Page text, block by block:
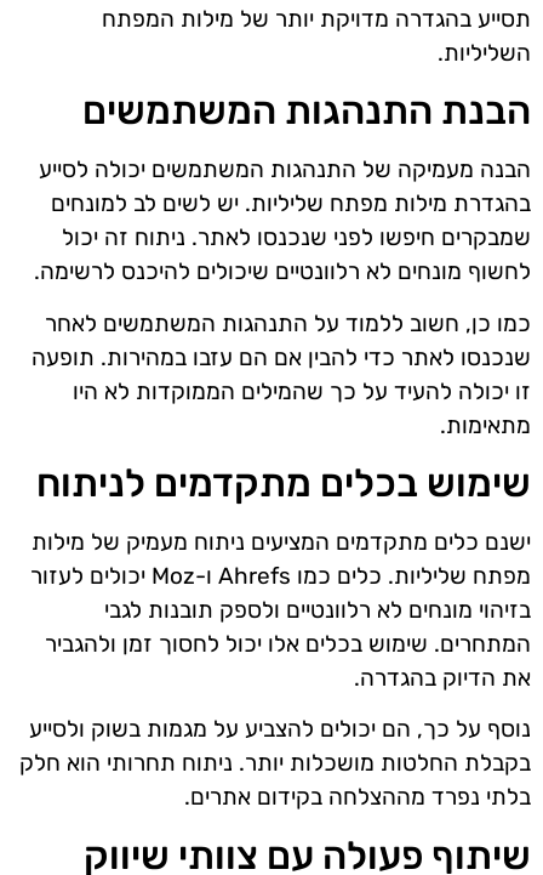
תסייע בהגדרה מדויקת יותר של מילות המפתח
השליליות.
הבנת התנהגות המשתמשים
הבנה מעמיקה של התנהגות המשתמשים יכולה לסייע
בהגדרת מילות מפתח שליליות. יש לשים לב למונחים
שמבקרים חיפשו לפני שנכנסו לאתר. ניתוח זה יכול
לחשוף מונחים לא רלוונטיים שיכולים להיכנס לרשימה.
כמו כן, חשוב ללמוד על התנהגות המשתמשים לאחר
שנכנסו לאתר כדי להבין אם הם עזבו במהירות. תופעה
זו יכולה להעיד על כך שהמילים הממוקדות לא היו
מתאימות.
שימוש בכלים מתקדמים לניתוח
ישנם כלים מתקדמים המציעים ניתוח מעמיק של מילות
מפתח שליליות. כלים כמו Ahrefs ו-Moz יכולים לעזור
בזיהוי מונחים לא רלוונטיים ולספק תובנות לגבי
המתחרים. שימוש בכלים אלו יכול לחסוך זמן ולהגביר
את הדיוק בהגדרה.
נוסף על כך, הם יכולים להצביע על מגמות בשוק ולסייע
בקבלת החלטות מושכלות יותר. ניתוח תחרותי הוא חלק
בלתי נפרד מההצלחה בקידום אתרים.
שיתוף פעולה עם צוותי שיווק